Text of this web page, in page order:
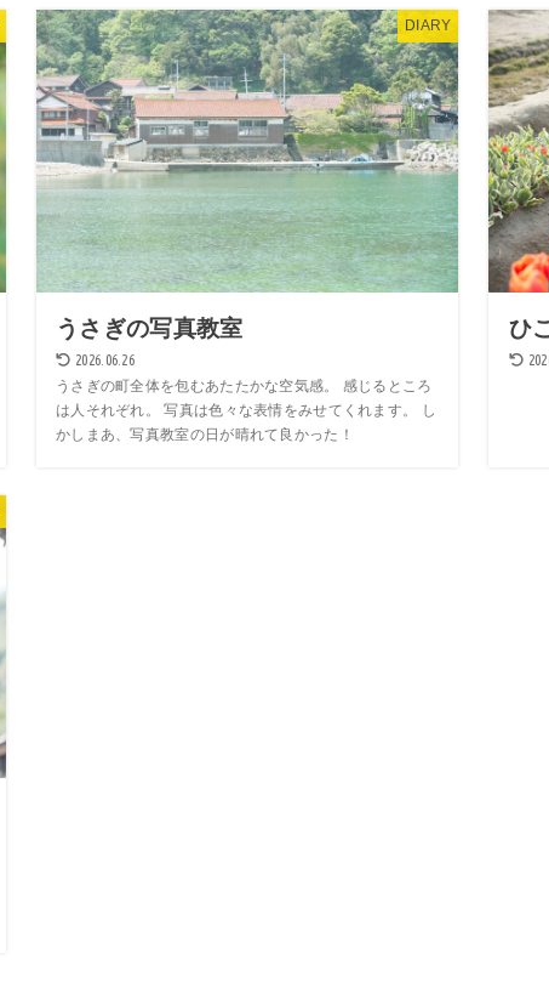
DIARY
うさぎの写真教室
2026.06.26
うさぎの町全体を包むあたたかな空気感。 感じるところ
は人それぞれ。 写真は色々な表情をみせてくれます。 し
かしまあ、写真教室の日が晴れて良かった！
ひ